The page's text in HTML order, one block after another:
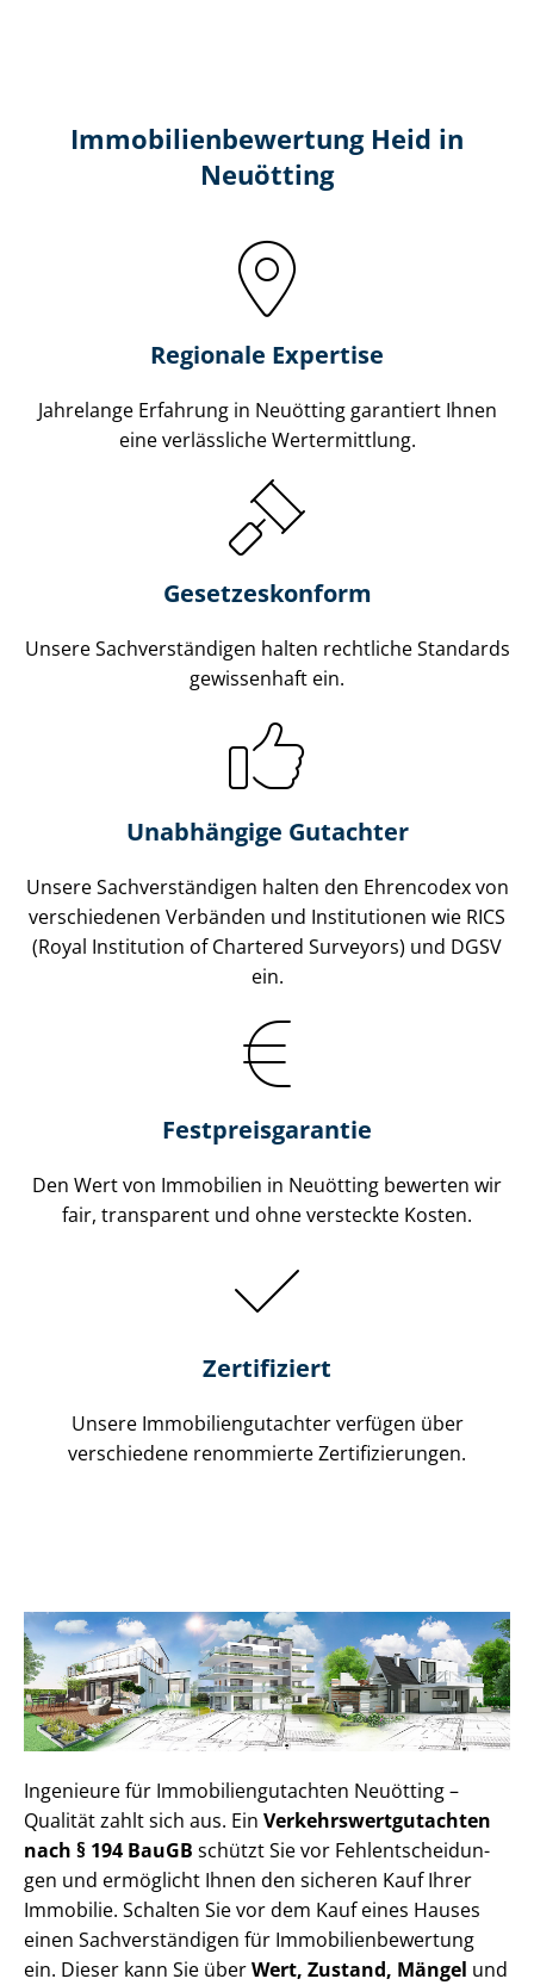
Immobilien­bewertung Heid in
Neuötting
Regionale Expertise
Jahrelange Erfahrung in Neuötting garantiert Ihnen
eine verlässliche Wertermittlung.
Gesetzes­konform
Unsere Sach­ver­stän­di­gen halten rechtliche Standards
gewissenhaft ein.
Unabhängige Gutachter
Unsere Sach­ver­stän­di­gen halten den Ehrencodex von
verschiedenen Verbänden und Institutionen wie RICS
(Royal Institution of Chartered Surveyors) und DGSV
ein.
Festpreis​garantie
Den Wert von Immobilien in Neuötting bewerten wir
fair, transparent und ohne versteckte Kosten.
Zertifiziert
Unsere Immobilien­gutachter verfügen über
verschiedene renommierte Zer­ti­fi­zie­run­gen.
Ingenieure für Im­mo­bi­li­en­gut­ach­ten Neuötting –
Qualität zahlt sich aus. Ein Ver­kehrs­wert­gut­ach­ten
nach § 194 BauGB schützt Sie vor Fehl­ent­schei­dun­
gen und ermöglicht Ihnen den sicheren Kauf Ihrer
Immobilie. Schalten Sie vor dem Kauf eines Hauses
einen Sach­ver­stän­di­gen für Im­mo­bi­li­en­be­wer­tung
ein. Dieser kann Sie überWert, Zustand, Mängel und